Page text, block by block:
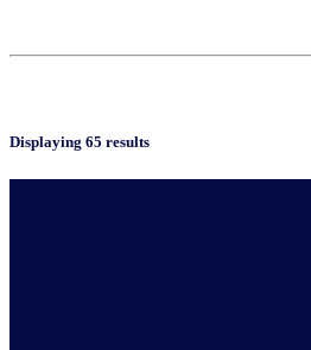
Displaying 65 results